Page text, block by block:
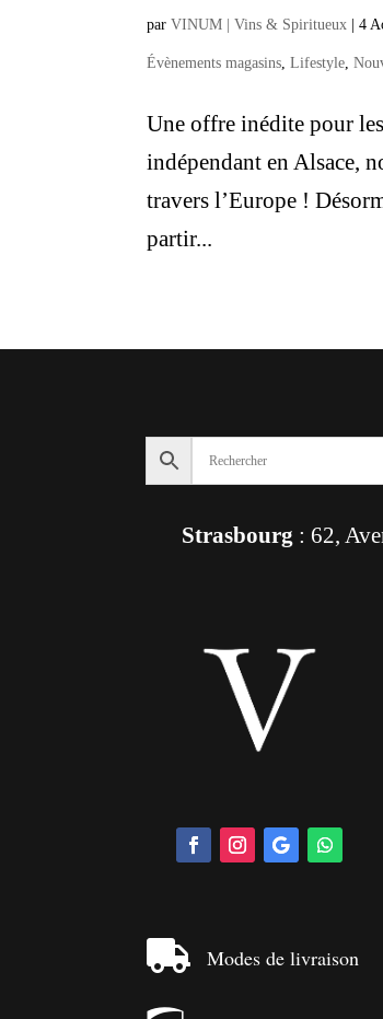
parVINUM | Vins & Spiritueux |4
Évènements magasins ,Lifestyle ,
Une offre inédite pour
indépendant en Alsace,
travers l’Europe !
partir...
Strasbourg : 62,
 Modes de livraison